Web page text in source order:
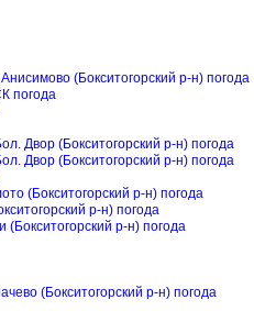
Анисимово (Бокситогорский р-н) погода
погода
Двор (Бокситогорский р-н) погода
Двор (Бокситогорский р-н) погода
(Бокситогорский р-н) погода
р-н) погода
(Бокситогорский р-н) погода
(Бокситогорский р-н) погода